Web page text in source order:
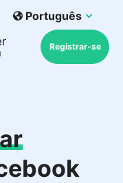
Português
Registrar-se